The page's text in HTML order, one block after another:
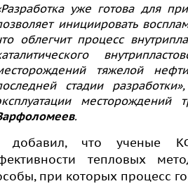
уже готова для
инициировать
облегчит процесс
тяжелой
стадии разработки»,
месторождений
.
добавил, что ученые
тепловых
при которых процесс